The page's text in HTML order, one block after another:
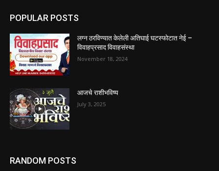
POPULAR POSTS
लग्न ठरविण्यात केलेली अतिघाई घटस्फोटात नेई –
विवाहप्रसाद विवाहसंस्था
November 18, 2024
आजचे राशीभविष्य
July 3, 2025
RANDOM POSTS